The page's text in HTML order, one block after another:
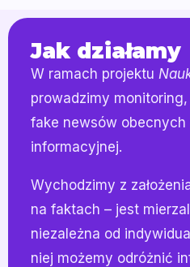
Jak działamy
W ramach projektu
prowadzimy
fake newsów
informacyjnej.
Wychodzimy z
na faktach – jest
niezależna od
niej możemy odróżnić